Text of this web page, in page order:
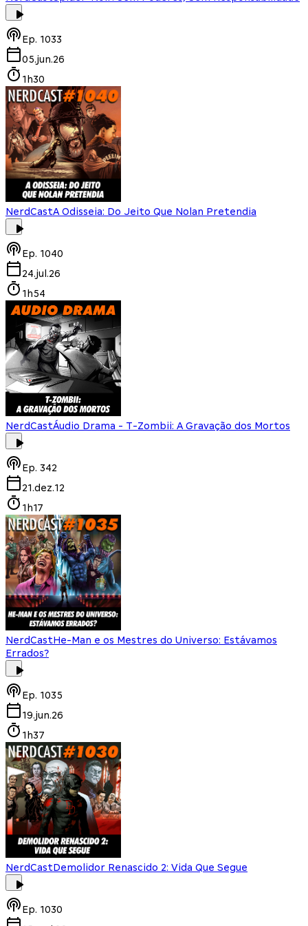
Ep. 1033
05.jun.26
1h30
NerdCastA Odisseia: Do Jeito Que Nolan Pretendia
Ep. 1040
24.jul.26
1h54
NerdCastÁudio Drama - T-Zombii: A Gravação dos Mortos
Ep. 342
21.dez.12
1h17
NerdCastHe-Man e os Mestres do Universo: Estávamos
Errados?
Ep. 1035
19.jun.26
1h37
NerdCastDemolidor Renascido 2: Vida Que Segue
Ep. 1030